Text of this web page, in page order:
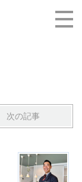
次の記事